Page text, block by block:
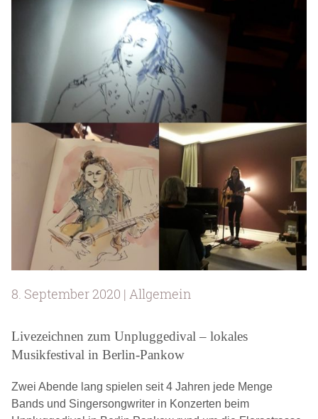
8. September 2020 | Allgemein
Livezeichnen zum Unpluggedival – lokales
Musikfestival in Berlin-Pankow
Zwei Abende lang spielen seit 4 Jahren jede Menge
Bands und Singersongwriter in Konzerten beim